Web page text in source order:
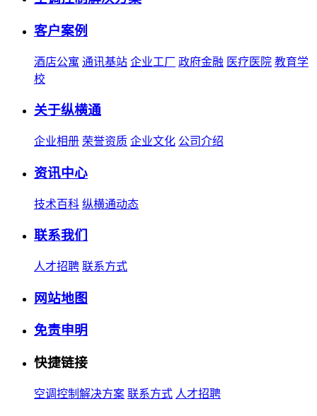
客户案例
酒店公寓 通讯基站 企业工厂 政府金融 医疗医院 教育学
校
关于纵横通
企业相册 荣誉资质 企业文化 公司介绍
资讯中心
技术百科 纵横通动态
联系我们
人才招聘 联系方式
网站地图
免责申明
快捷链接
空调控制解决方案 联系方式 人才招聘